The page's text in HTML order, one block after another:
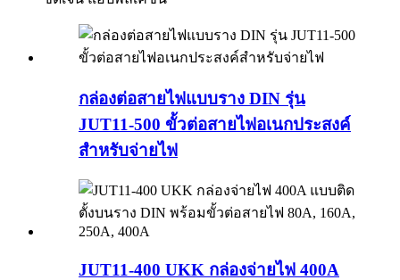
กล่องต่อสายไฟแบบราง DIN รุ่น
JUT11-500 ขั้วต่อสายไฟอเนกประสงค์
สำหรับจ่ายไฟ
JUT11-400 UKK กล่องจ่ายไฟ 400A